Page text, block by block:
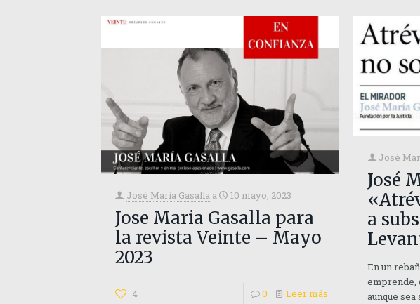
José María Gasalla a 10 mayo, 2023
Jose Maria Gasalla para
la revista Veinte – Mayo
2023
4 0 Leer más
José
José
a
En un
emprende,
aunque